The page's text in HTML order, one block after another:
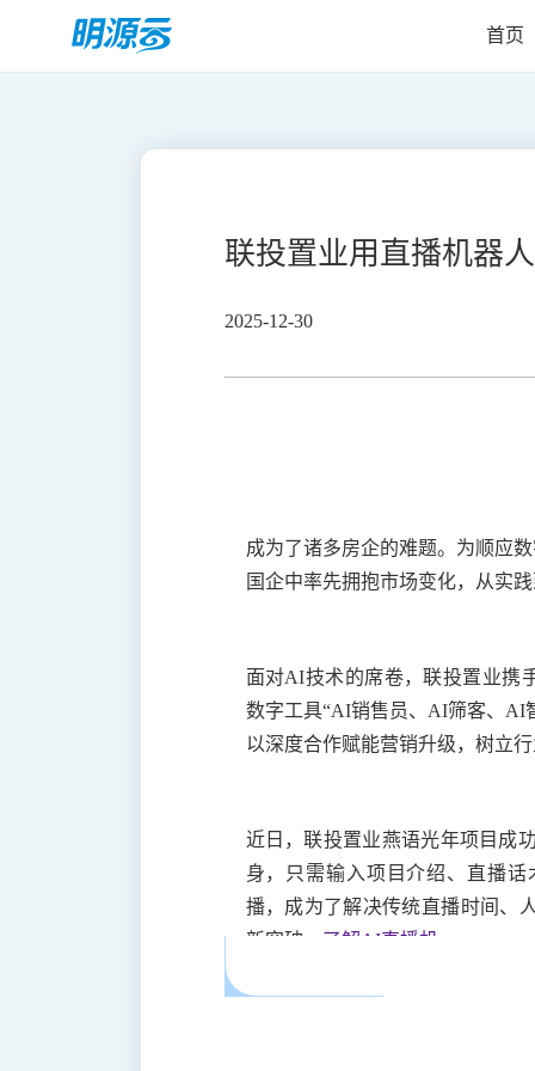
首页
联投置业用直播机器
2025-12-30
成为了诸多房企的难题。为顺应
国企中率先拥抱市场变化，从实
面对AI技术的席卷，联投置业携
数字工具“AI销售员、AI筛客、AI
以深度合作赋能营销升级，树立
近日，联投置业燕语光年项目成
身，只需输入项目介绍、直播
播，成为了解决传统直播时间、
新突破。 了解AI直播机